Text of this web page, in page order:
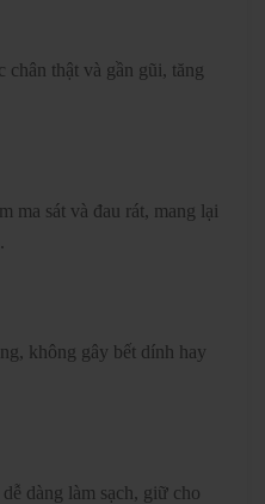
chân thật và gần gũi, tăng
ma sát và đau rát, mang lại
không gây bết dính hay
dàng làm sạch, giữ cho